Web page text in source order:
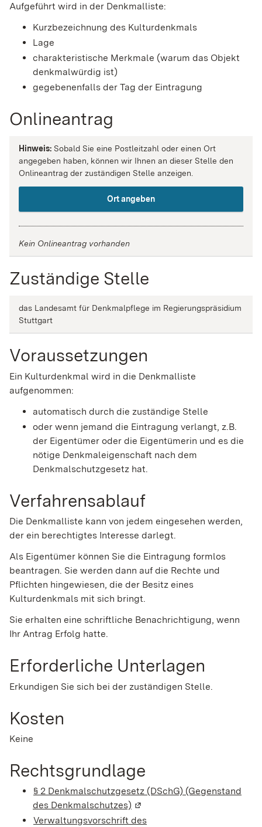
Aufgeführt wird in der Denkmalliste:
Kurzbezeichnung des Kulturdenkmals
Lage
charakteristische Merkmale (warum das Objekt
denkmalwürdig ist)
gegebenenfalls der Tag der Eintragung
Onlineantrag
Hinweis: Sobald Sie eine Postleitzahl oder einen Ort
angegeben haben, können wir Ihnen an dieser Stelle den
Onlineantrag der zuständigen Stelle anzeigen.
Ort angeben
Kein Onlineantrag vorhanden
Zuständige Stelle
das Landesamt für Denkmalpflege im Regierungspräsidium
Stuttgart
Voraussetzungen
Ein Kulturdenkmal wird in die Denkmalliste
aufgenommen:
automatisch durch die zuständige Stelle
oder wenn jemand die Eintragung verlangt, z.B.
der Eigentümer oder die Eigentümerin und es die
nötige Denkmaleigenschaft nach dem
Denkmalschutzgesetz hat.
Verfahrensablauf
Die Denkmalliste kann von jedem eingesehen werden,
der ein berechtigtes Interesse darlegt.
Als Eigentümer können Sie die Eintragung formlos
beantragen. Sie werden dann auf die Rechte und
Pflichten hingewiesen, die der Besitz eines
Kulturdenkmals mit sich bringt.
Sie erhalten eine schriftliche Benachrichtigung, wenn
Ihr Antrag Erfolg hatte.
Erforderliche Unterlagen
Erkundigen Sie sich bei der zuständigen Stelle.
Kosten
Keine
Rechtsgrundlage
§ 2 Denkmalschutzgesetz (DSchG) (Gegenstand
des Denkmalschutzes) (Wird in einem neuen
Verwaltungsvorschrift des